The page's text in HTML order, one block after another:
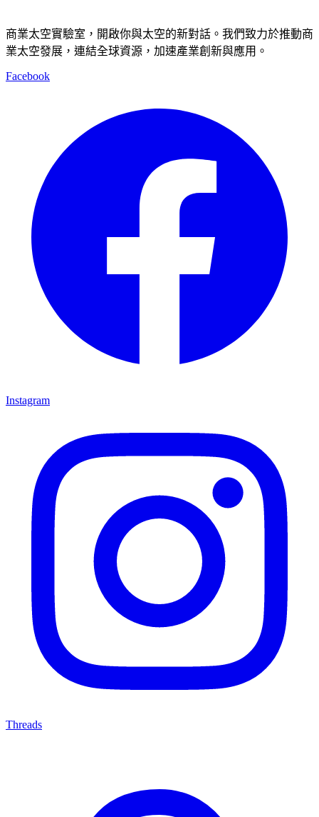
商業太空實驗室，開啟你與太空的新對話。我們致力於推動商
業太空發展，連結全球資源，加速產業創新與應用。
Facebook
Instagram
Threads